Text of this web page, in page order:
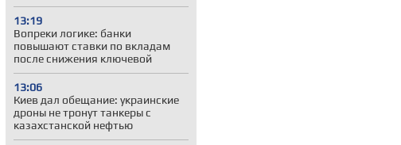
13:19
Вопреки логике: банки
повышают ставки по вкладам
после снижения ключевой
13:06
Киев дал обещание: украинские
дроны не тронут танкеры с
казахстанской нефтью